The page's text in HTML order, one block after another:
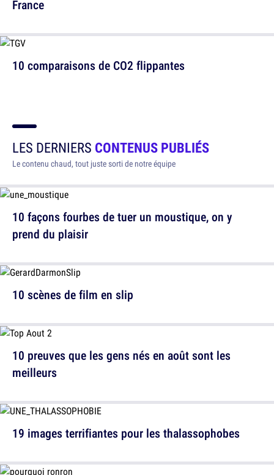
10 comparaisons de CO2 flippantes
France
LES DERNIERS CONTENUS PUBLIÉS
Le contenu chaud, tout juste sorti de notre équipe
10 façons fourbes de tuer un moustique, on y
prend du plaisir
10 preuves que les gens nés en août sont les
meilleurs
10 scènes de film en slip
19 images terrifiantes pour les thalassophobes